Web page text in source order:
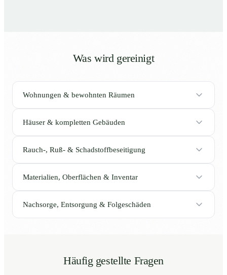
Was wird gereinigt
Wohnungen & bewohnten Räumen
Häuser & kompletten Gebäuden
Rauch-, Ruß- & Schadstoffbeseitigung
Materialien, Oberflächen & Inventar
Nachsorge, Entsorgung & Folgeschäden
Häufig gestellte Fragen